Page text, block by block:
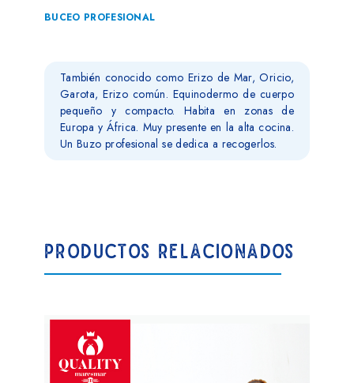
BUCEO PROFESIONAL
También conocido como Erizo de Mar, Oricio,
Garota, Erizo común. Equinodermo de cuerpo
pequeño y compacto. Habita en zonas de
Europa y África. Muy presente en la alta cocina.
Un Buzo profesional se dedica a recogerlos.
PRODUCTOS RELACIONADOS